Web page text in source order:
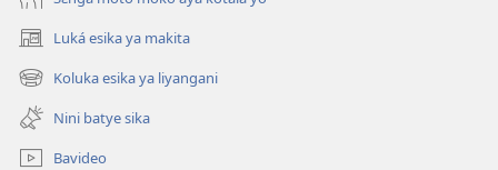
Luká esika ya makita
(fungolá
fenɛtrɛ
mosusu)
Koluka esika ya liyangani
(fungolá
fenɛtrɛ
mosusu)
Nini batye sika
Bavideo